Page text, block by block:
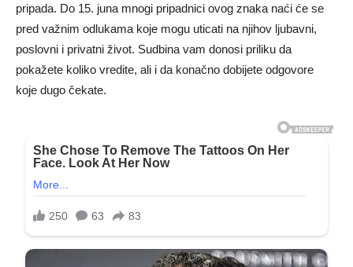
pripada. Do 15. juna mnogi pripadnici ovog znaka naći će se
pred važnim odlukama koje mogu uticati na njihov ljubavni,
poslovni i privatni život. Sudbina vam donosi priliku da
pokažete koliko vredite, ali i da konačno dobijete odgovore
koje dugo čekate.